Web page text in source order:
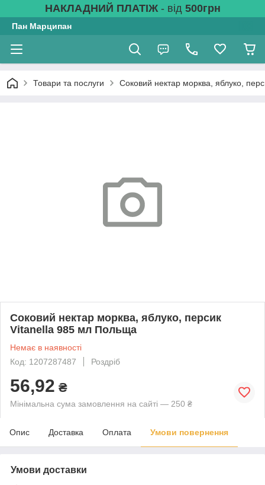
НАКЛАДНИЙ ПЛАТІЖ- від 500грн
Пан Марципан
Товари та послуги Соковий нектар морква, яблуко,
Соковий нектар морква, яблуко, персик
Vitanella 985 мл Польща
Немає в наявності
Код: 1207287487
Роздріб
56,92 ₴
Мінімальна сума замовлення на сайті — 250 ₴
Опис Доставка Оплата Умови повернення
Умови доставки